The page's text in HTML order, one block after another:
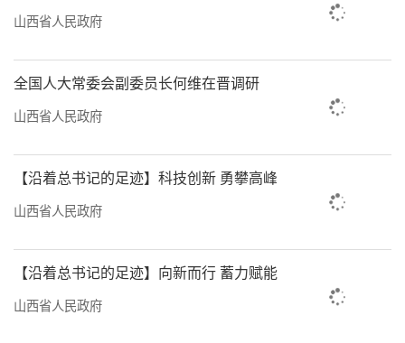
山西省人民政府
全国人大常委会副委员长何维在晋调研
山西省人民政府
【沿着总书记的足迹】科技创新 勇攀高峰
山西省人民政府
【沿着总书记的足迹】向新而行 蓄力赋能
山西省人民政府